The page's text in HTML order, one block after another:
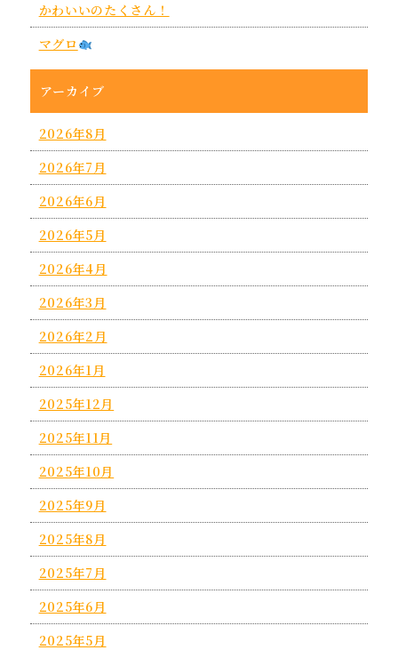
かわいいのたくさん！
マグロ
アーカイブ
2026年8月
2026年7月
2026年6月
2026年5月
2026年4月
2026年3月
2026年2月
2026年1月
2025年12月
2025年11月
2025年10月
2025年9月
2025年8月
2025年7月
2025年6月
2025年5月